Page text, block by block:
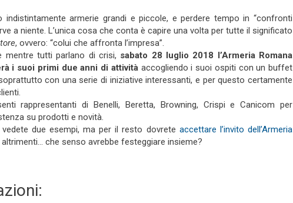
armerie grandi e piccole, e perdere tempo in “confronti
a niente. L’unica cosa che conta è capire una volta per tutte il significato
, ovvero: “colui che affronta l’impresa”.
mentre tutti parlano di crisi, sabato 28 luglio 2018 l’Armeria Romana
i suoi primi due anni di attività accogliendo i suoi ospiti con un buffet
con una serie di iniziative interessanti, e per questo certamente
rappresentanti di Benelli, Beretta, Browning, Crispi e Canicom per
su prodotti e novità.
due esempi, ma per il resto dovrete accettare l’invito dell’Armeria
is external)
altrimenti… che senso avrebbe festeggiare insieme?